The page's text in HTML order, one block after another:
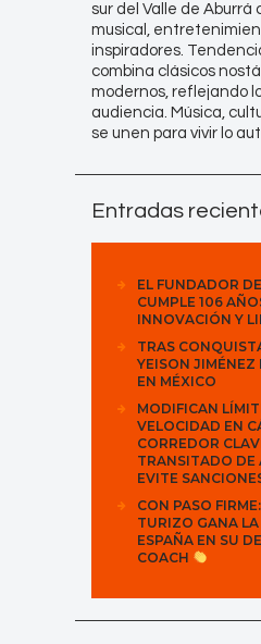
sur del Valle de Aburrá
musical,
inspiradores.
combina clásicos
modernos, reflejando
audiencia. Música,
se unen para vivir lo
Entradas
EL FUNDADOR
CUMPLE 106
INNOVACIÓN Y
TRAS
YEISON JIMÉNEZ
EN MÉXICO
MODIFICAN
VELOCIDAD EN
CORREDOR
TRANSITADO
EVITE
CON PASO
TURIZO GANA
ESPAÑA EN SU
COACH